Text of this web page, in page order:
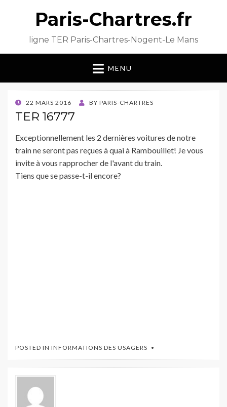
Paris-Chartres.fr
ligne TER Paris-Chartres-Nogent-Le Mans
MENU
POSTED
ON
22 MARS 2016 BY PARIS-CHARTRES
TER 16777
Exceptionnellement les 2 dernières voitures de notre
train ne seront pas reçues à quai à Rambouillet! Je vous
invite à vous rapprocher de l'avant du train.
Tiens que se passe-t-il encore?
POSTED IN INFORMATIONS DES USAGERS